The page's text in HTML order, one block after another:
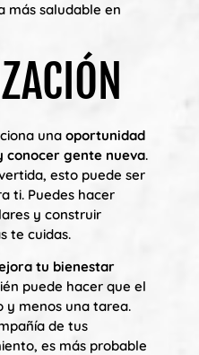
más saludable en
una oportunidad
conocer gente nueva.
esto puede ser
ti. Puedes hacer
y construir
te cuidas.
tu bienestar
puede hacer que el
y menos una tarea.
de tus
es más probable